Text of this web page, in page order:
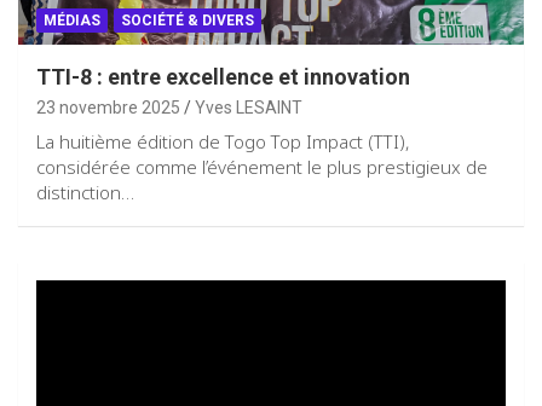
MÉDIAS SOCIÉTÉ & DIVERS
TTI-8 : entre excellence et innovation
23 novembre 2025 Yves LESAINT
La huitième édition de Togo Top Impact (TTI),
considérée comme l’événement le plus prestigieux de
distinction…